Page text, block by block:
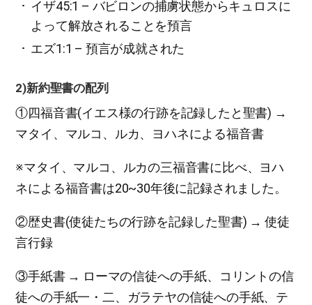
イザ45:1 – バビロンの捕虜状態からキュロスに
よって解放されることを預言
エズ1:1 – 預言が成就された
2)新約聖書の配列
①四福音書(イエス様の行跡を記録したと聖書) →
マタイ、マルコ、ルカ、ヨハネによる福音書
※マタイ、マルコ、ルカの三福音書に比べ、ヨハ
ネによる福音書は20~30年後に記録されました。
②歴史書(使徒たちの行跡を記録した聖書) → 使徒
言行録
③手紙書 → ローマの信徒への手紙、コリントの信
徒への手紙一・二、ガラテヤの信徒への手紙、テ